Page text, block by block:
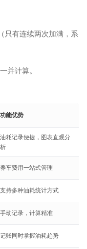
只有连续两次加满，系
并计算。
功能优势
油耗记录便捷，图表直观分
析
养车费用一站式管理
支持多种油耗统计方式
手动记录，计算精准
记账同时掌握油耗趋势